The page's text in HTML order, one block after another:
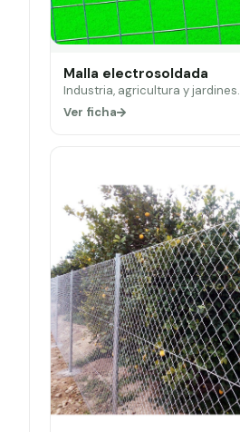
Malla electrosoldada
Industria, agricultura y jardines.
Ver ficha